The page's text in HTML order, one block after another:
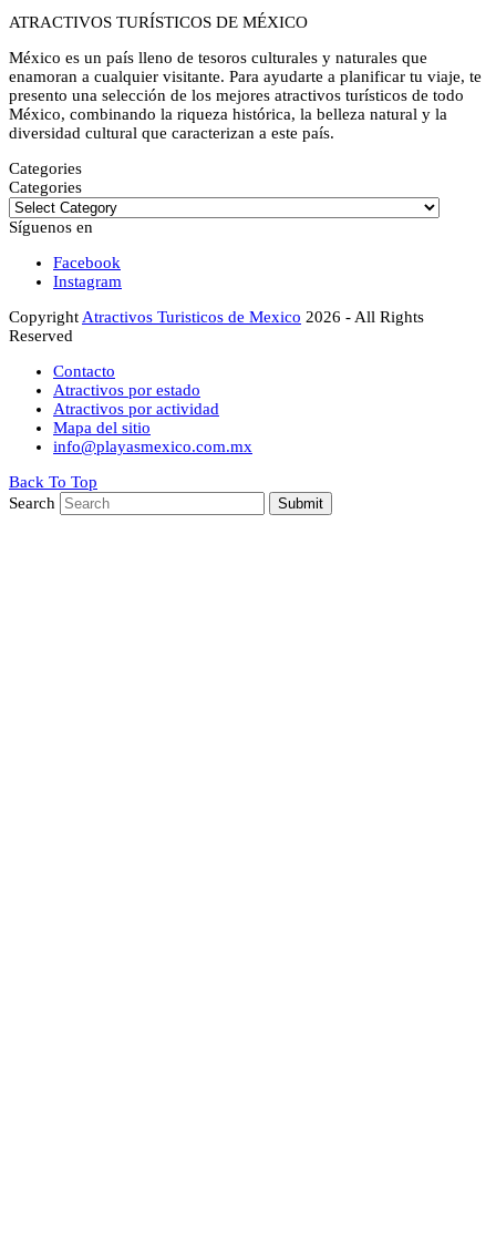
ATRACTIVOS TURÍSTICOS DE MÉXICO
México es un país lleno de tesoros culturales y naturales que
enamoran a cualquier visitante. Para ayudarte a planificar tu viaje, te
presento una selección de los mejores atractivos turísticos de todo
México, combinando la riqueza histórica, la belleza natural y la
diversidad cultural que caracterizan a este país.
Categories
Categories
Síguenos en
Facebook
Instagram
CopyrightAtractivos Turisticos de Mexico 2026 - All Rights
Reserved
Contacto
Atractivos por estado
Atractivos por actividad
Mapa del sitio
info@playasmexico.com.mx
Back To Top
Search
Submit